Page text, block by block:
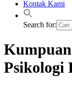
Kontak Kami
Search for:
Psikologi